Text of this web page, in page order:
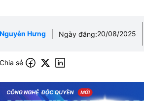
Nguyễn Hưng Ngày đăng:20/08/2025
Chia sẻ